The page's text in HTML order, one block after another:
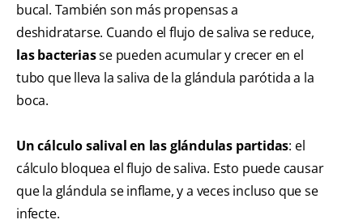
bucal. También son más propensas a
deshidratarse. Cuando el flujo de saliva se reduce,
las bacteriasse pueden acumular y crecer en el
tubo que lleva la saliva de la glándula parótida a la
boca.
Un cálculo salival en las glándulas partidas: el
cálculo bloquea el flujo de saliva. Esto puede causar
que la glándula se inflame, y a veces incluso que se
infecte.